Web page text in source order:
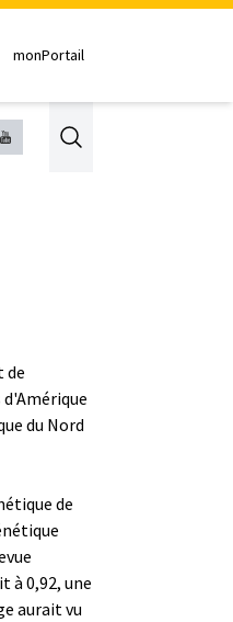
monPortail
Search
de
du Nord
de
à 0,92, une
aurait vu